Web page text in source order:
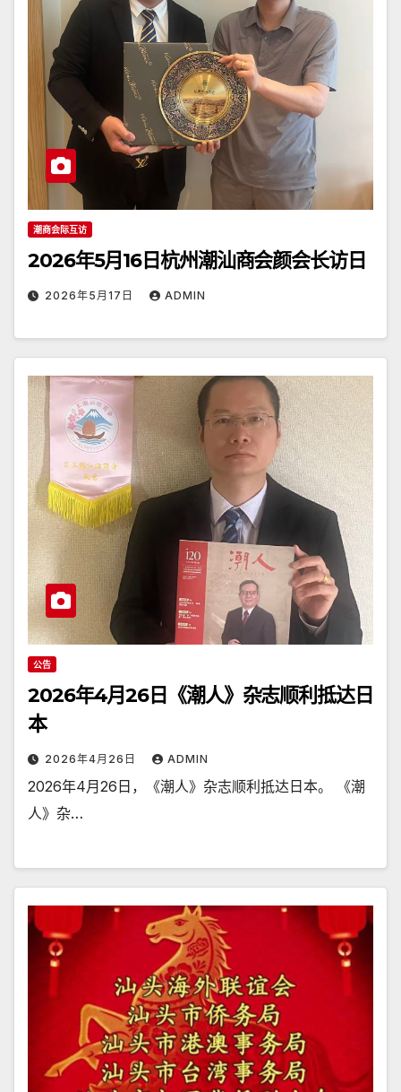
潮商会际互访
2026年5月16日杭州潮汕商会颜会长访日
2026年5月17日 ADMIN
公告
2026年4月26日《潮人》杂志顺利抵达日
本
2026年4月26日 ADMIN
2026年4月26日，《潮人》杂志顺利抵达日本。 《潮
人》杂…